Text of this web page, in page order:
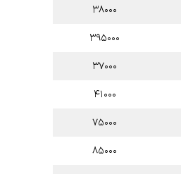
۳۸۰۰۰
۳۹۵۰۰۰
۳۷۰۰۰
۴۱۰۰۰
۷۵۰۰۰
۸۵۰۰۰